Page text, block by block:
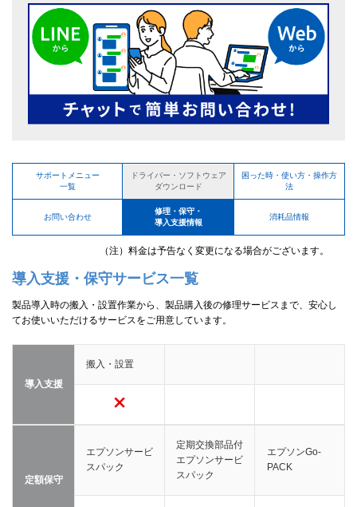
サポートメニュー
一覧
ドライバー・ソフトウェア
ダウンロード
困った時・使い方・操作方
法
お問い合わせ
修理・保守・
導入支援情報
消耗品情報
（注）料金は予告なく変更になる場合がございます。
導入支援・保守サービス一覧
製品導入時の搬入・設置作業から、製品購入後の修理サービスまで、安心し
てお使いいただけるサービスをご用意しています。
導入支援
搬入・設置
定額保守
エプソンサービ
スパック
定期交換部品付
エプソンサービ
スパック
エプソンGo-
PACK